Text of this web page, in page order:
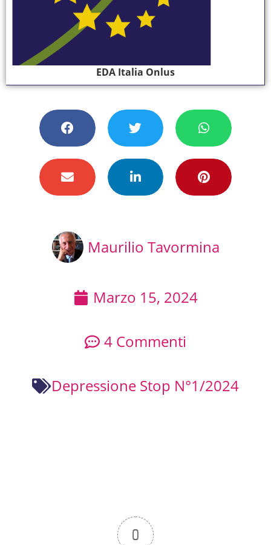
EDA Italia Onlus
Maurilio Tavormina
Marzo 15, 2024
4 Commenti
Depressione Stop N°1/2024
0